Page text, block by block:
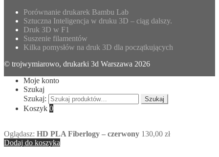
Porównanie drukarek Bambu Lab
Sztuczna Inteligencja w druku 3D – ciąg dalszy.
Druk 3D w F1
Suszenie filamentów
Kilka pomysłów na druk 3D dla początkujących
© trojwymiarowo, drukarki 3d Warszawa 2026
Moje konto
Szukaj
Szukaj:
Szukaj
Koszyk 0
Oglądasz: HD PLA Fiberlogy – czerwony 130,00 zł
Dodaj do koszyka